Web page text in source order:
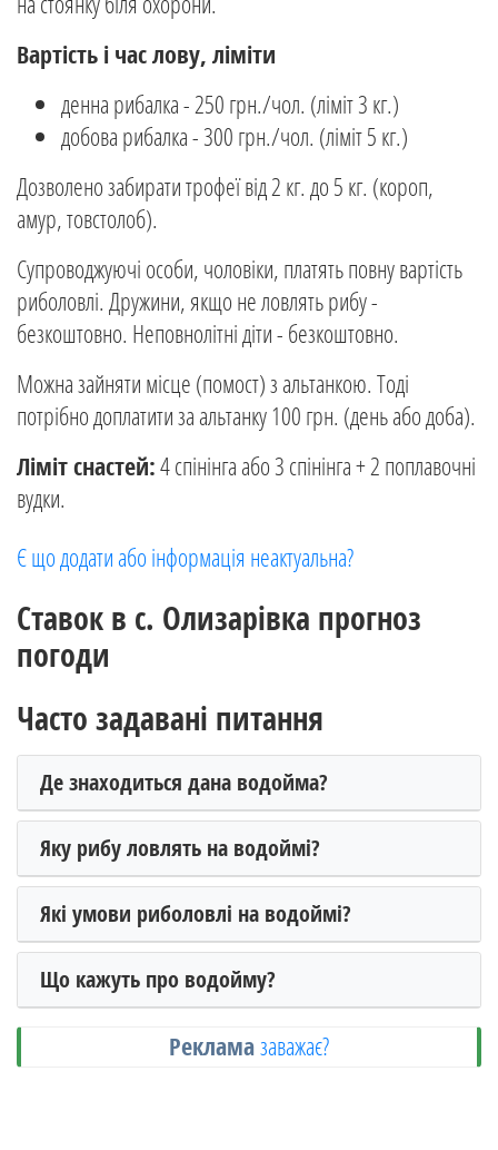
Вартість і час лову, ліміти
денна рибалка - 250 грн./чол. (ліміт 3 кг.)
добова рибалка - 300 грн./чол. (ліміт 5 кг.)
Дозволено забирати трофеї від 2 кг. до 5 кг. (короп,
амур, товстолоб).
Супроводжуючі особи, чоловіки, платять повну вартість
риболовлі. Дружини, якщо не ловлять рибу -
безкоштовно. Неповнолітні діти - безкоштовно.
Можна зайняти місце (помост) з альтанкою. Тоді
потрібно доплатити за альтанку 100 грн. (день або доба).
Ліміт снастей:4 спінінга або 3 спінінга + 2 поплавочні
вудки.
Є що додати або інформація неактуальна?
Ставок в с. Олизарівка прогноз
погоди
Часто задавані питання
Де знаходиться дана водойма?
Яку рибу ловлять на водоймі?
Які умови риболовлі на водоймі?
Що кажуть про водойму?
Рекламазаважає?